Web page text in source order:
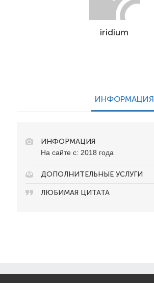
iridium
ИНФОРМАЦИЯ
ИНФОРМАЦИЯ
На сайте с: 2018 года
ДОПОЛНИТЕЛЬНЫЕ УСЛУГИ
ЛЮБИМАЯ ЦИТАТА